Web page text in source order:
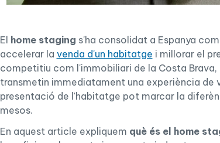
El home staging s'ha consolidat a Espanya
accelerar la venda d'un habitatge i millorar el
competitiu com l'immobiliari de la Costa
transmetin immediatament una experiència de
presentació de l'habitatge pot marcar la
mesos.
En aquest article expliquem què és el home